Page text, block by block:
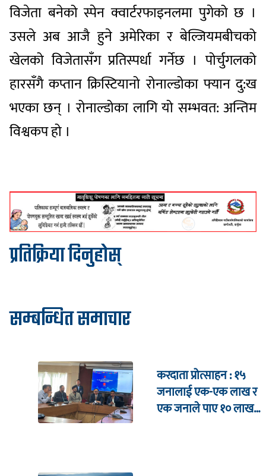
विजेता बनेको स्पेन क्वार्टरफाइनलमा पुगेको छ ।
उसले अब आजै हुने अमेरिका र बेल्जियमबीचको
खेलको विजेतासँग प्रतिस्पर्धा गर्नेछ । पोर्चुगलको
हारसँगै कप्तान क्रिस्टियानो रोनाल्डोका फ्यान दु:ख
भएका छन् । रोनाल्डोका लागि यो सम्भवत: अन्तिम
विश्वकप हो ।
प्रतिक्रिया दिनुहोस्
सम्बन्धित समाचार
करदाता प्रोत्साहन : १५
जनालाई एक-एक लाख र
एक जनाले पाए १० लाख